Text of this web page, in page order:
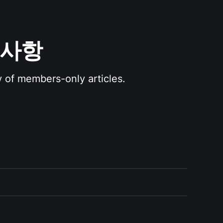
항
members-only articles.